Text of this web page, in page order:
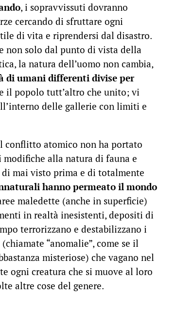
, i sopravvissuti dovranno
cercando di sfruttare ogni
di vita e riprendersi dal disastro.
non solo dal punto di vista della
la natura dell’uomo non cambia,
di umani differenti divise per
il popolo tutt’altro che unito; vi
delle gallerie con limiti e
conflitto atomico non ha portato
modifiche alla natura di fauna e
di mai visto prima e di totalmente
hanno permeato il mondo
maledette (anche in superficie)
in realtà inesistenti, depositi di
terrorizzano e destabilizzano i
“anomalie”, come se il
misteriose) che vagano nel
ogni creatura che si muove al loro
altre cose del genere.